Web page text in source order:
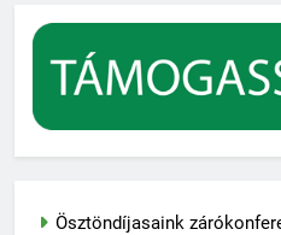
Ösztöndíjasaink